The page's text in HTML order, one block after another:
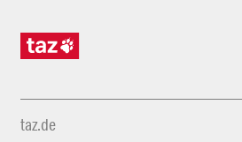
taz.de